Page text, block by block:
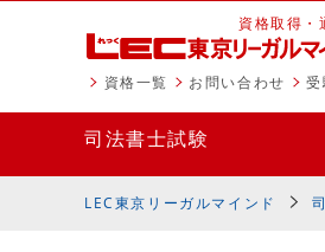
資格取得・
資格一覧 お問い合わせ 受
司法書士試験
LEC東京リーガルマインド